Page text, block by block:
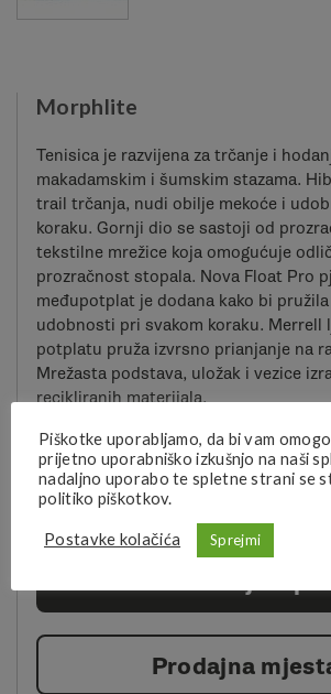
Morphlite
Tenisica je razvijena za trčanje i
makadamskim i šumskim stazama.
trail trčanja, nudi obilje mekoće i
koraku. Gornji dio se sastoji od
tekstilne mrežice koja omogućuje
prozračnost stopala. Nova Float Pro
međupotplat je dodana kako bi
udobnosti pri svakom koraku. Merrell
potplatu pruža izvrsno prianjanje na
Mrežasta podstava, uložak i vezice
recikliranih materijala.
boja : WHITE/FROST BLUE
Prodajna
Piškotke uporabljamo, da bi vam
prijetno uporabniško izkušnjo na naši
nadaljno uporabo te spletne strani se
politiko piškotkov.
Postavke kolačića Sprejmi